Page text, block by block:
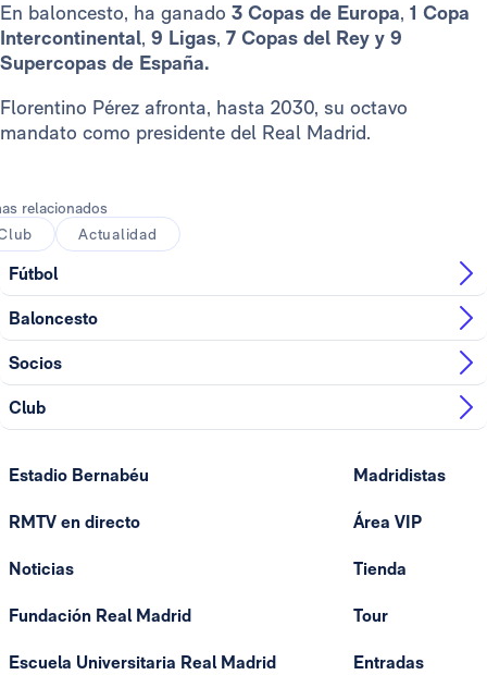
En baloncesto, ha ganado 3 Copas de Europa, 1 Copa
Intercontinental, 9 Ligas, 7 Copas del Rey y 9
Supercopas de España.
Florentino Pérez afronta, hasta 2030, su octavo
mandato como presidente del Real Madrid.
relacionados
Actualidad
Fútbol
Baloncesto
Socios
Club
Estadio Bernabéu
RMTV en directo
Noticias
Fundación Real Madrid
Escuela Universitaria Real Madrid
Madridistas
Área VIP
Tienda
Tour
Entradas